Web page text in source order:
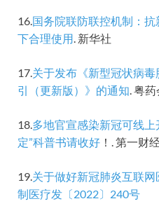
16.国务院联防联控机制：
下合理使用. 新华社
17.关于发布《新型冠状病
引（更新版）》的通知. 粤
18.多地官宣感染新冠可线
定”科普书请收好 ！. 第一财
19.关于做好新冠肺炎互联
制医疗发〔2022〕240号